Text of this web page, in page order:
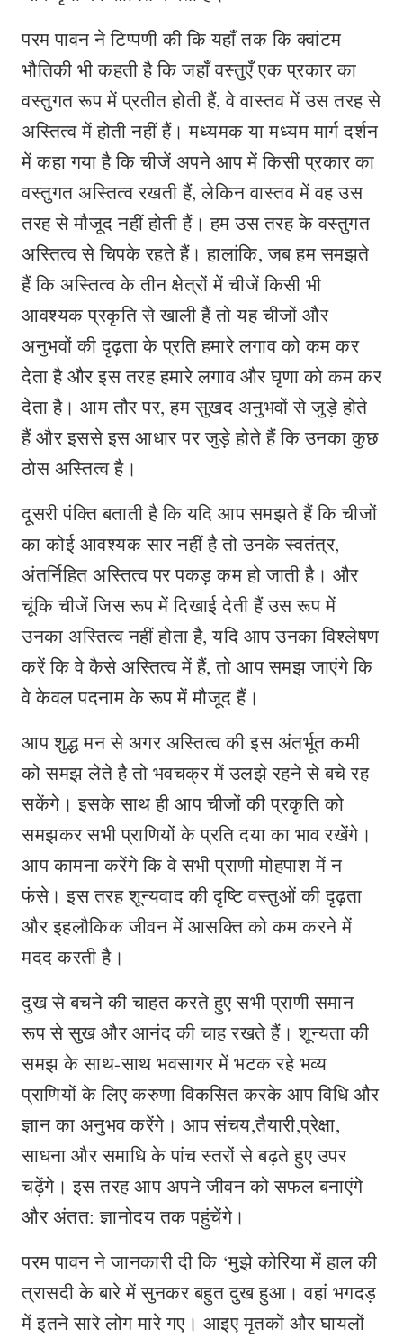
परम पावन ने टिप्पणी की कि यहाँ तक कि क्वांटम
भौतिकी भी कहती है कि जहाँ वस्तुएँ एक प्रकार का
वस्तुगत रूप में प्रतीत होती हैं, वे वास्तव में उस तरह से
अस्तित्व में होती नहीं हैं। मध्यमक या मध्यम मार्ग दर्शन
में कहा गया है कि चीजें अपने आप में किसी प्रकार का
वस्तुगत अस्तित्व रखती हैं, लेकिन वास्तव में वह उस
तरह से मौजूद नहीं होती हैं। हम उस तरह के वस्तुगत
अस्तित्व से चिपके रहते हैं। हालांकि, जब हम समझते
हैं कि अस्तित्व के तीन क्षेत्रों में चीजें किसी भी
आवश्यक प्रकृति से खाली हैं तो यह चीजों और
अनुभवों की दृढ़ता के प्रति हमारे लगाव को कम कर
देता है और इस तरह हमारे लगाव और घृणा को कम कर
देता है। आम तौर पर, हम सुखद अनुभवों से जुड़े होते
हैं और इससे इस आधार पर जुड़े होते हैं कि उनका कुछ
ठोस अस्तित्व है।
दूसरी पंक्ति बताती है कि यदि आप समझते हैं कि चीजों
का कोई आवश्यक सार नहीं है तो उनके स्वतंत्र,
अंतर्निहित अस्तित्व पर पकड़ कम हो जाती है। और
चूंकि चीजें जिस रूप में दिखाई देती हैं उस रूप में
उनका अस्तित्व नहीं होता है, यदि आप उनका विश्लेषण
करें कि वे कैसे अस्तित्व में हैं, तो आप समझ जाएंगे कि
वे केवल पदनाम के रूप में मौजूद हैं।
आप शुद्ध मन से अगर अस्तित्व की इस अंतर्भूत कमी
को समझ लेते है तो भवचक्र में उलझे रहने से बचे रह
सकेंगे। इसके साथ ही आप चीजों की प्रकृति को
समझकर सभी प्राणियों के प्रति दया का भाव रखेंगे।
आप कामना करेंगे कि वे सभी प्राणी मोहपाश में न
फंसे। इस तरह शून्यवाद की दृष्टि वस्तुओं की दृढ़ता
और इहलौकिक जीवन में आसक्‍ति‍ को कम करने में
मदद करती है।
दुख से बचने की चाहत करते हुए सभी प्राणी समान
रूप से सुख और आनंद की चाह रखते हैं। शून्यता की
समझ के साथ-साथ भवसागर में भटक रहे भव्‍य
प्राणियों के लिए करुणा विकसित करके आप विधि और
ज्ञान का अनुभव करेंगे। आप संचय,तैयारी,प्रेक्षा,
साधना और समाधि के पांच स्‍तरों से बढ़ते हुए उपर
चढ़ेंगे। इस तरह आप अपने जीवन को सफल बनाएंगे
और अंतत: ज्ञानोदय तक पहुंचेंगे।
परम पावन ने जानकारी दी कि ‘मुझे कोरिया में हाल की
त्रासदी के बारे में सुनकर बहुत दुख हुआ। वहां भगदड़
में इतने सारे लोग मारे गए। आइए मृतकों और घायलों